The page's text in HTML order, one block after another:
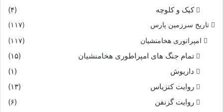
کیک و کلوچه
(۴)
تاریخ سرزمین پارس (۱۱۷)
امپراتوری هخامنشیان (۱۱۷)
تمام جنگ های امپراطوری هخامنشیان
(۱۵)
داریوش
(۱)
روایت کتزیاس
(۱۳)
روایت گزنفن
(۶)